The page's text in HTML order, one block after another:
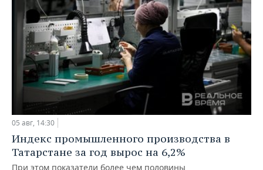
05 авг, 14:30
Индекс промышленного производства в
Татарстане за год вырос на 6,2%
При этом показатели более чем половины